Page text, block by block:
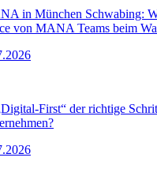
in München Schwabing:
von MANA Teams beim
First“ der richtige